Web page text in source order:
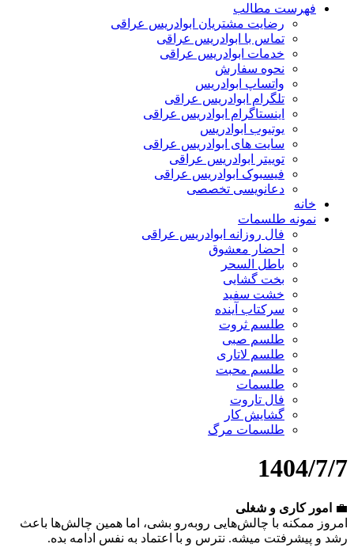
فهرست مطالب
رضایت مشتریان ابوادریس عراقی
تماس با ابوادریس عراقی
خدمات ابوادریس عراقی
نحوه سفارش
واتساپ ابوادریس
تلگرام ابوادریس عراقی
اینستاگرام ابوادریس عراقی
یوتیوب ابوادریس
سایت های ابوادریس عراقی
توییتر ابوادریس عراقی
فیسبوک ابوادریس عراقی
دعانویسی تخصصی
خانه
نمونه طلسمات
فال روزانه ابوادریس عراقی
احضار معشوق
باطل السحر
بخت گشایی
خشت سفید
سرکتاب آینده
طلسم ثروت
طلسم صبی
طلسم لاتاری
طلسم محبت
طلسمات
فال تاروت
گشایش کار
طلسمات مرگ
1404/7/7
💼
امور کاری و شغلی
امروز ممکنه با چالش‌هایی روبه‌رو بشی، اما همین چالش‌ها باعث
رشد و پیشرفتت میشه. نترس و با اعتماد به نفس ادامه بده.